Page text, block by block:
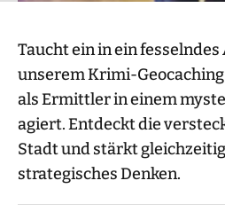
Taucht ein in ein
unserem Krimi-
als Ermittler in einem
agiert. Entdeckt die
Stadt und stärkt
strategisches Denken.